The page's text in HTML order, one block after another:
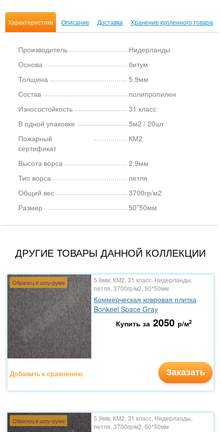
Характеристики Описание Доставка Хранение купленного товара
Производитель
Нидерланды
Основа
битум
Толщина
5.9мм
Состав
полипропилен
Износостойкость
31 класс
В одной упаковке
5м2 / 20шт
Пожарный
сертификат
КМ2
Высота ворса
2.9мм
Тип ворса
петля
Общий вес
3700гр/м2
Размер
50*50мм
ДРУГИЕ ТОВАРЫ ДАННОЙ КОЛЛЕКЦИИ
Образец в шоу-руме
5.9мм, КМ2, 31 класс, Нидерланды,
петля, 3700гр/м2, 50*50мм
Коммерческая ковровая плитка
Bonkeel Space Gray
Купить за 2050 р/м2
Заказать
Добавить к сравнению
Образец в шоу-руме
5.9мм, КМ2, 31 класс, Нидерланды,
петля, 3700гр/м2, 50*50мм